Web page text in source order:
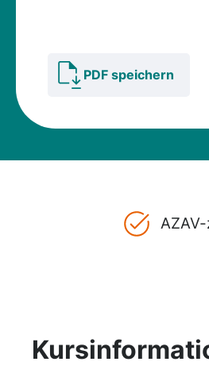
PDF speichern